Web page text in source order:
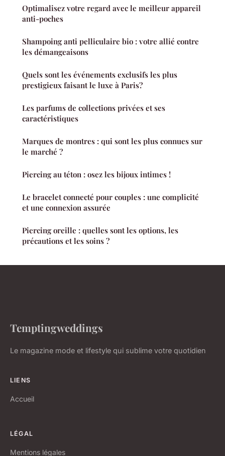
Optimalisez votre regard avec le meilleur appareil
anti-poches
Shampoing anti pelliculaire bio : votre allié contre
les démangeaisons
Quels sont les événements exclusifs les plus
prestigieux faisant le luxe à Paris?
Les parfums de collections privées et ses
caractéristiques
Marques de montres : qui sont les plus connues sur
le marché ?
Piercing au téton : osez les bijoux intimes !
Le bracelet connecté pour couples : une complicité
et une connexion assurée
Piercing oreille : quelles sont les options, les
précautions et les soins ?
Temptingweddings
Le magazine mode et lifestyle qui sublime votre quotidien
LIENS
Accueil
LÉGAL
Mentions légales